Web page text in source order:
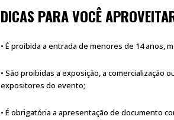
DICAS PARA VOCÊ
• É proibida a entrada de menores de 14 anos,
• São proibidas a exposição, a comercialização
expositores do evento;
• É obrigatória a apresentação de documento